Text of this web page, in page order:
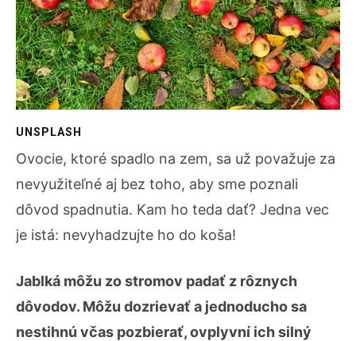
UNSPLASH
Ovocie, ktoré spadlo na zem, sa už považuje za
nevyužiteľné aj bez toho, aby sme poznali
dôvod spadnutia. Kam ho teda dať? Jedna vec
je istá: nevyhadzujte ho do koša!
Jablká môžu zo stromov padať z rôznych
dôvodov. Môžu dozrievať a jednoducho sa
nestihnú včas pozbierať, ovplyvní ich silný